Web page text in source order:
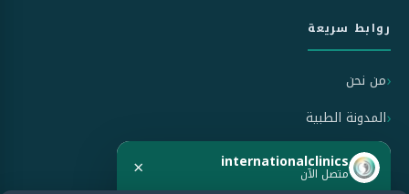
internationalclinics
متصل الآن ×
روابط سريعة
من نحن
المدونة الطبية
سياسة الاستخدام